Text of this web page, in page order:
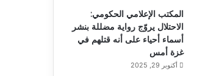
المكتب الإعلامي الحكومي:
الاحتلال يروّج رواية مضللة بنشر
أسماء أحياء على أنه قتلهم في
غزة أمس
أكتوبر 29, 2025